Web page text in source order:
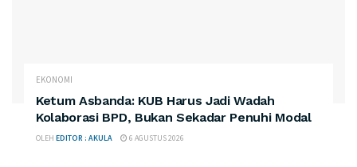
EKONOMI
Ketum Asbanda: KUB Harus Jadi Wadah
Kolaborasi BPD, Bukan Sekadar Penuhi Modal
OLEH EDITOR : AKULA 6 AGUSTUS 2026